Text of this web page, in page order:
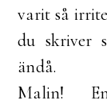
varit så
du skriver
ändå.
Malin!